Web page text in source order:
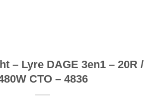
– Lyre DAGE 3en1 – 20R /
CTO – 4836